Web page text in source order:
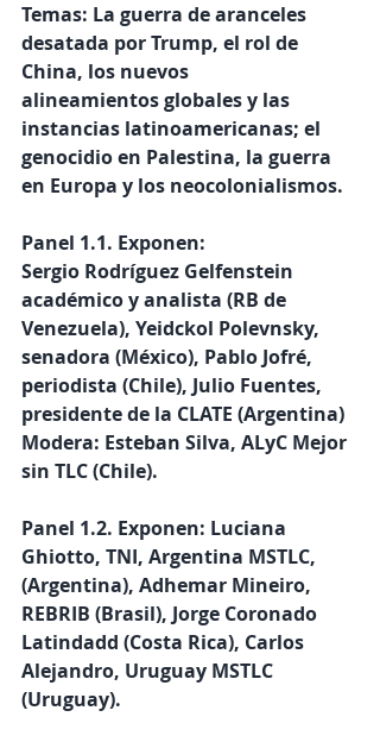
Temas: La guerra de aranceles
desatada por Trump, el rol de
China, los nuevos
alineamientos globales y las
instancias latinoamericanas; el
genocidio en Palestina, la guerra
en Europa y los neocolonialismos.
Panel 1.1. Exponen:
Sergio Rodríguez Gelfenstein
académico y analista (RB de
Venezuela), Yeidckol Polevnsky,
senadora (México), Pablo Jofré,
periodista (Chile), Julio Fuentes,
presidente de la CLATE (Argentina)
Modera: Esteban Silva, ALyC Mejor
sin TLC (Chile).
Panel 1.2. Exponen: Luciana
Ghiotto, TNI, Argentina MSTLC,
(Argentina), Adhemar Mineiro,
REBRIB (Brasil), Jorge Coronado
Latindadd (Costa Rica), Carlos
Alejandro, Uruguay MSTLC
(Uruguay).